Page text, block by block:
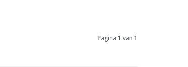
Pagina 1 van 1